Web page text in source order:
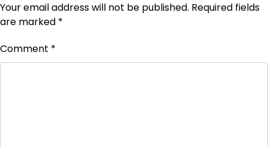
Your email address will not be published. Required fields
are marked *
Comment *